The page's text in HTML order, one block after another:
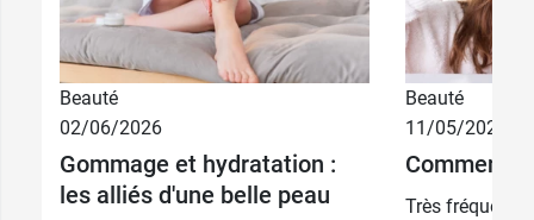
Beauté
02/06/2026
Gommage et hydratation :
les alliés d'une belle peau
Beauté
11/05/2026
Comment
Très fréquente